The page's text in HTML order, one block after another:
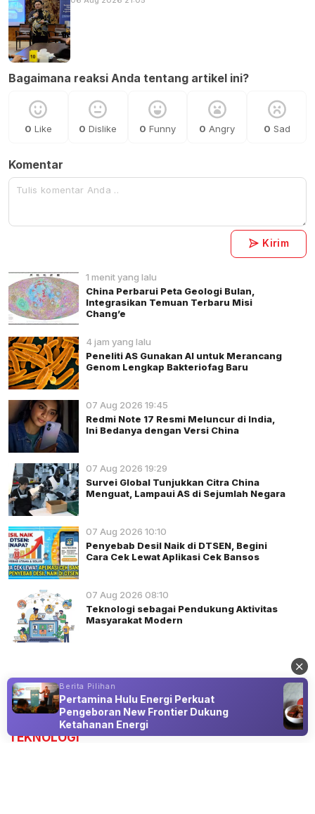
Bagaimana reaksi Anda tentang artikel ini?
0 Like 0 Dislike 0 Funny 0 Angry 0 Sad
Komentar
Kirim
1 menit yang lalu
China Perbarui Peta Geologi Bulan,
Integrasikan Temuan Terbaru Misi
Chang’e
4 jam yang lalu
Peneliti AS Gunakan AI untuk Merancang
Genom Lengkap Bakteriofag Baru
07 Aug 2026 19:45
Redmi Note 17 Resmi Meluncur di India,
Ini Bedanya dengan Versi China
07 Aug 2026 19:29
Survei Global Tunjukkan Citra China
Menguat, Lampaui AS di Sejumlah Negara
07 Aug 2026 10:10
Penyebab Desil Naik di DTSEN, Begini
Cara Cek Lewat Aplikasi Cek Bansos
07 Aug 2026 08:10
Teknologi sebagai Pendukung Aktivitas
Masyarakat Modern
Advertisement
TEKNOLOGI
Berita Pilihan
Pertamina Hulu Energi Perkuat
Pengeboran New Frontier Dukung
Ketahanan Energi